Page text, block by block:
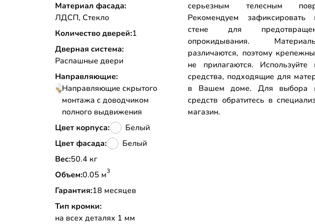
Материал фасада:
ЛДСП, Стекло
Количество дверей:1
Дверная система:
Распашные двери
Направляющие:
Направляющие скрытого
монтажа с доводчиком
полного выдвижения
Цвет корпуса:
Белый
Цвет фасада:
Белый
Вес:
50.4 кг
Объем:
0.05 м3
Гарантия:18 месяцев
Тип кромки:
на всех деталях 1 мм
серьезным телесным
Рекомендуем зафиксировать
стене для
опрокидывания.
различаются, поэтому
не прилагаются. Используйте
средства, подходящие для
в Вашем доме. Для выбора
средств обратитесь в
магазин.